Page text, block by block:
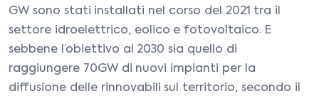
GW sono stati installati nel corso del 2021 tra il
settore idroelettrico, eolico e fotovoltaico. E
sebbene l’obiettivo al 2030 sia quello di
raggiungere 70GW di nuovi impianti per la
diffusione delle rinnovabili sul territorio, secondo il